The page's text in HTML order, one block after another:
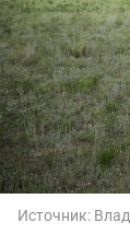
Источник: